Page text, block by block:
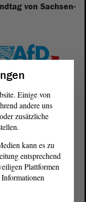
von Sachsen-
Einige von
andere uns
zusätzliche
kann es zu
entsprechend
Plattformen